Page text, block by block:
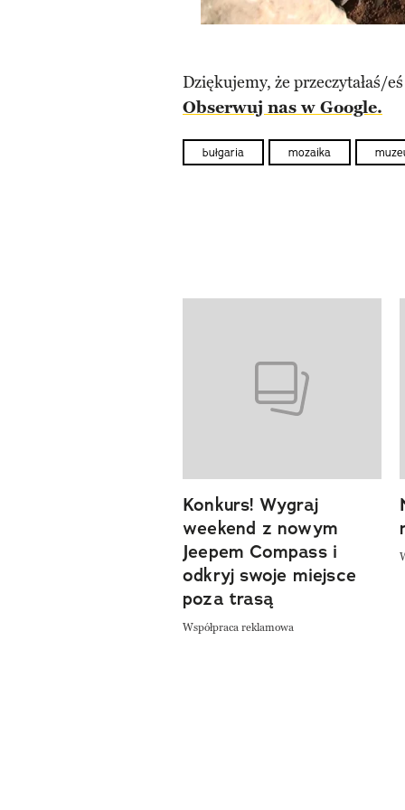
Dziękujemy, że przeczytałaś/
Obserwuj nas w Google.
bułgaria mozaika
previous element
Konkurs! Wygraj
weekend z nowym
Jeepem Compass i
odkryj swoje miejsce
poza trasą
Współpraca reklamowa